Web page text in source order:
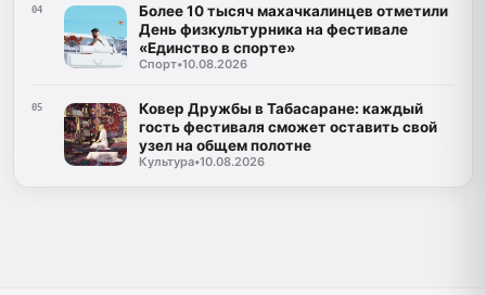
04
Более 10 тысяч махачкалинцев отметили
День физкультурника на фестивале
«Единство в спорте»
Спорт•10.08.2026
05
Ковер Дружбы в Табасаране: каждый
гость фестиваля сможет оставить свой
узел на общем полотне
Культура•10.08.2026